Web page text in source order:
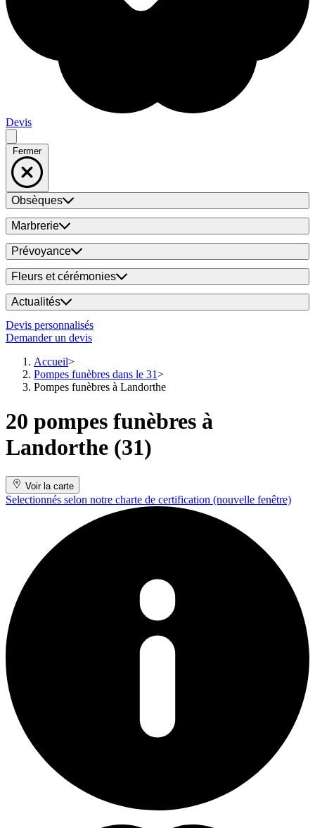
Devis
Fermer
Obsèques
Marbrerie
Prévoyance
Fleurs et cérémonies
Actualités
Devis personnalisés
Demander un devis
Accueil
Pompes funèbres dans le 31
Pompes funèbres à Landorthe
20 pompes funèbres à
Landorthe (31)
Voir la carte
Selectionnés selon notre charte de certification (nouvelle fenêtre)